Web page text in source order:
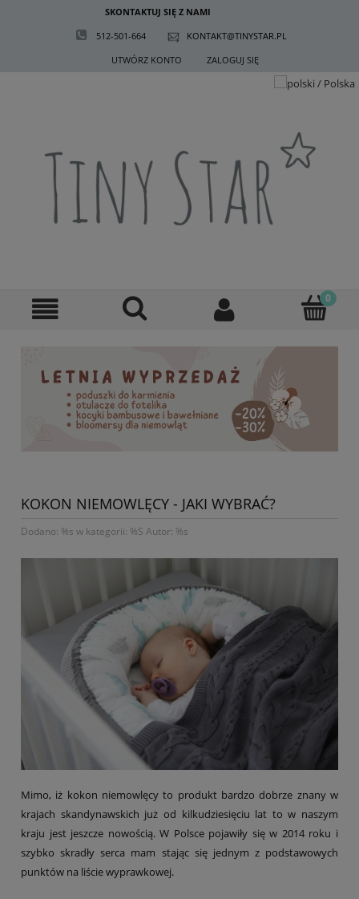
SKONTAKTUJ SIĘ Z NAMI
512-501-664
KONTAKT@TINYSTAR.PL
UTWÓRZ KONTO
ZALOGUJ SIĘ
KOKON NIEMOWLĘCY - JAKI WYBRAĆ?
Dodano: %s w kategorii: %S Autor: %s
Mimo, iż kokon niemowlęcy to produkt bardzo dobrze znany w
krajach skandynawskich już od kilkudziesięciu lat to w naszym
kraju jest jeszcze nowością. W Polsce pojawiły się w 2014 roku i
szybko skradły serca mam stając się jednym z podstawowych
punktów na liście wyprawkowej.